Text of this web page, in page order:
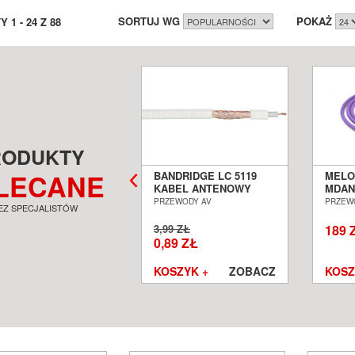
1 - 24 Z 88 SORTUJ WG POKAŻ
SPECJALISTÓW
KABEL
TYPU
IEC - WTYK
BANDRIDGE LC 5119
KABEL ANTENOWY
METR BIEŻĄCY SALON
PRZEWODY AV
3,99 ZŁ
0,89 ZŁ
KOSZYK + ZOBACZ
IEC
189